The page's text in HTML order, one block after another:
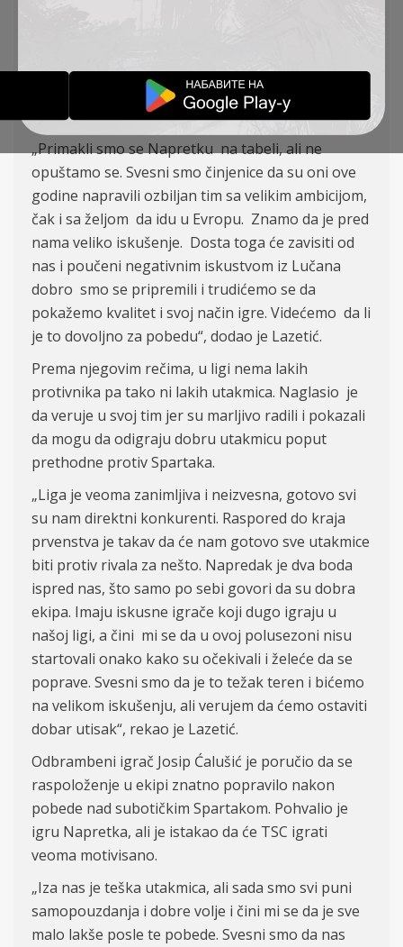
Šef stručnog štaba Žarko Lazetić je izjavio da ima
veliki respekt prema ekipi Napretka, kao velikom i
dobro organizovanom kubu.
„Primakli smo se Napretku na tabeli, ali ne
opuštamo se. Svesni smo činjenice da su oni ove
godine napravili ozbiljan tim sa velikim ambicijom,
čak i sa željom da idu u Evropu. Znamo da je pred
nama veliko iskušenje. Dosta toga će zavisiti od
nas i poučeni negativnim iskustvom iz Lučana
dobro smo se pripremili i trudićemo se da
pokažemo kvalitet i svoj način igre. Videćemo da li
je to dovoljno za pobedu“, dodao je Lazetić.
Prema njegovim rečima, u ligi nema lakih
protivnika pa tako ni lakih utakmica. Naglasio je
da veruje u svoj tim jer su marljivo radili i pokazali
da mogu da odigraju dobru utakmicu poput
prethodne protiv Spartaka.
„Liga je veoma zanimljiva i neizvesna, gotovo svi
su nam direktni konkurenti. Raspored do kraja
prvenstva je takav da će nam gotovo sve utakmice
biti protiv rivala za nešto. Napredak je dva boda
ispred nas, što samo po sebi govori da su dobra
ekipa. Imaju iskusne igrače koji dugo igraju u
našoj ligi, a čini mi se da u ovoj polusezoni nisu
startovali onako kako su očekivali i želeće da se
poprave. Svesni smo da je to težak teren i bićemo
na velikom iskušenju, ali verujem da ćemo ostaviti
dobar utisak“, rekao je Lazetić.
Odbrambeni igrač Josip Ćalušić je poručio da se
raspoloženje u ekipi znatno popravilo nakon
pobede nad subotičkim Spartakom. Pohvalio je
igru Napretka, ali je istakao da će TSC igrati
veoma motivisano.
„Iza nas je teška utakmica, ali sada smo svi puni
samopouzdanja i dobre volje i čini mi se da je sve
malo lakše posle te pobede. Svesni smo da nas